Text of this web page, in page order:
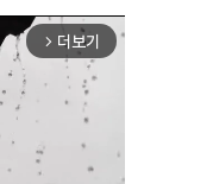
arrow_forward_ios 더보기